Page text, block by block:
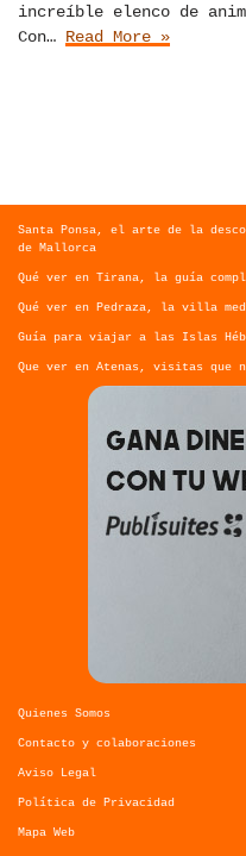
increíble elenco de
Con… Read More »
Santa Ponsa, el arte de la
de Mallorca
Qué ver en Tirana, la guía
Qué ver en Pedraza, la villa
Guía para viajar a las Islas
Que ver en Atenas, visitas que
Quienes Somos
Contacto y colaboraciones
Aviso Legal
Política de Privacidad
Mapa Web